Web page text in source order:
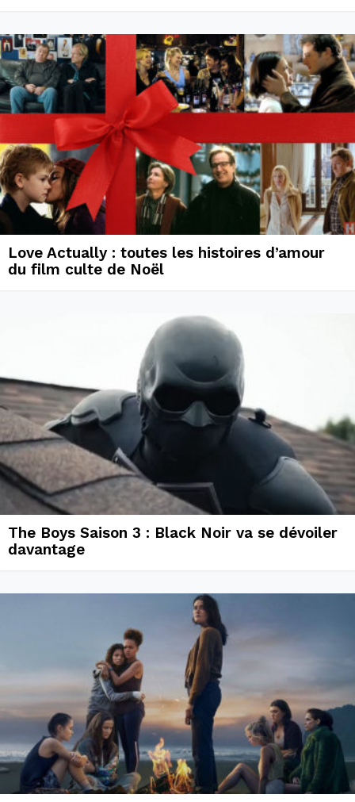
Love Actually : toutes les histoires d’amour
du film culte de Noël
The Boys Saison 3 : Black Noir va se dévoiler
davantage